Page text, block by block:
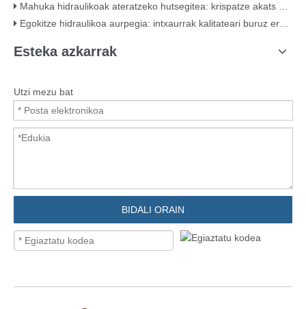
Mahuka hidraulikoak ateratzeko hutsegitea: krispatze akats klasikoa (ikusizko frogarekin)
Egokitze hidraulikoa aurpegia: intxaurrak kalitateari buruz erakusten duena
Esteka azkarrak
Utzi mezu bat
BIDALI ORAIN